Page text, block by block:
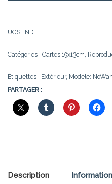
UGS : ND
Catégories : Cartes 19x13cm,
Étiquettes : Extérieur, Modèle:
PARTAGER :
Description